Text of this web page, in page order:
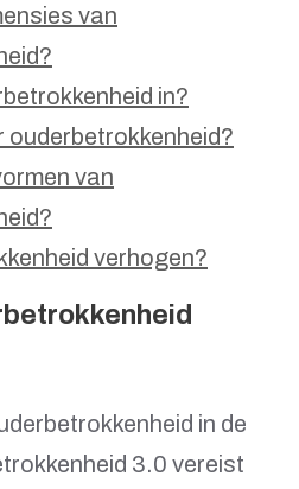
van
in?
ouderbetrokkenheid?
van
verhogen?
in de
3.0 vereist